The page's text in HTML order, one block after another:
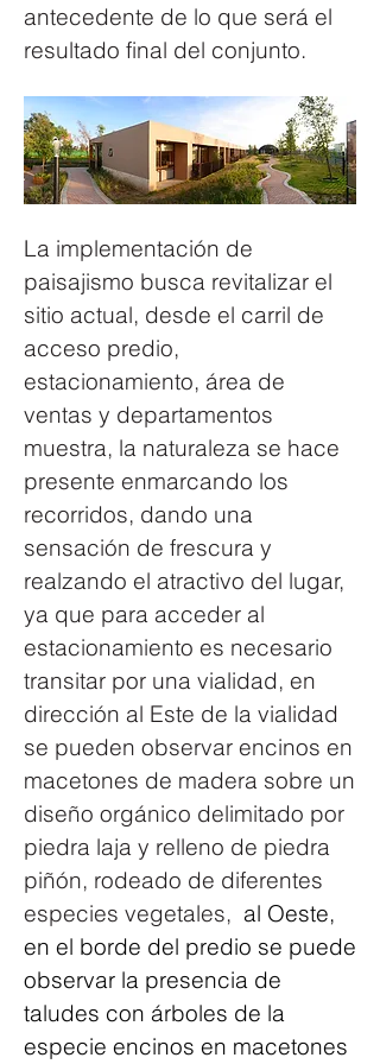
antecedente de lo que será el
resultado final del conjunto.
La implementación de
paisajismo busca revitalizar el
sitio actual, desde el carril de
acceso predio,
estacionamiento, área de
ventas y departamentos
muestra, la naturaleza se hace
presente enmarcando los
recorridos, dando una
sensación de frescura y
realzando el atractivo del lugar,
ya que para acceder al
estacionamiento es necesario
transitar por una vialidad, en
dirección al Este de la vialidad
se pueden observar encinos en
macetones de madera sobre un
diseño orgánico delimitado por
piedra laja y relleno de piedra
piñón, rodeado de diferentes
especies vegetales, al Oeste,
en el borde del predio se puede
observar la presencia de
taludes con árboles de la
especie encinos en macetones